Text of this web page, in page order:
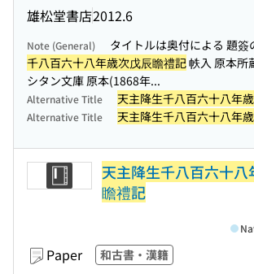
雄松堂書店2012.6
Note (General) タイトルは奥付による 題簽
千八百六十八年歳次戊辰瞻禮記帙入 原本所
シタン文庫 原本(1868年...
Alternative Title 天主降生千八百六十八年
Alternative Title 天主降生千八百六十八年
天主降生千八百六十八
瞻禮記
Paper 和古書・漢籍